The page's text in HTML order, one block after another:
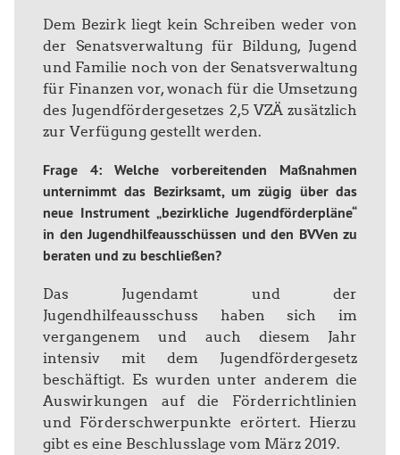
Dem Bezirk liegt kein Schreiben weder von
der Senatsverwaltung für Bildung, Jugend
und Familie noch von der Senatsverwaltung
für Finanzen vor, wonach für die Umsetzung
des Jugendfördergesetzes 2,5 VZÄ zusätzlich
zur Verfügung gestellt werden.
Frage 4: Welche vorbereitenden Maßnahmen
unternimmt das Bezirksamt, um zügig über das
neue Instrument „bezirkliche Jugendförderpläne“
in den Jugendhilfeausschüssen und den BVVen zu
beraten und zu beschließen?
Das Jugendamt und der
Jugendhilfeausschuss haben sich im
vergangenem und auch diesem Jahr
intensiv mit dem Jugendfördergesetz
beschäftigt. Es wurden unter anderem die
Auswirkungen auf die Förderrichtlinien
und Förderschwerpunkte erörtert. Hierzu
gibt es eine Beschlusslage vom März 2019.